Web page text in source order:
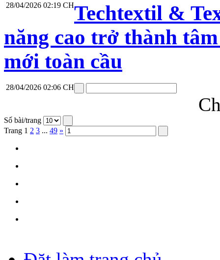
28/04/2026 02:19 CHTechtextil &
năng cao trở thành
mới toàn cầu
28/04/2026 02:06 CH
Số bài/trang
Trang 1 2 3 ... 49 »